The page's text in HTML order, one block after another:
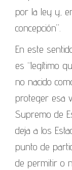
por la ley y,
concepción”.
En este
es “legítimo
no nacido
proteger esa
Supremo de
deja a los
punto de
de permitir o